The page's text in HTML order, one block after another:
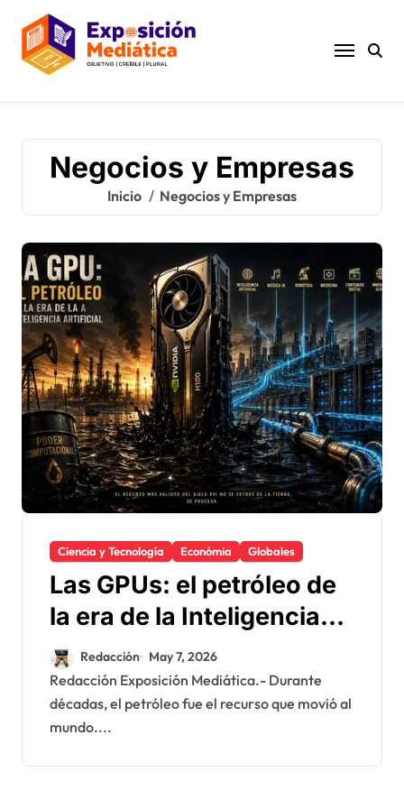
contenido
Negocios y Empresas
Inicio Negocios y Empresas
Ciencia y Tecnología Económia Globales
Las GPUs: el petróleo de
la era de la Inteligencia
Artificial
Redacción May 7, 2026
Redacción Exposición Mediática.- Durante
décadas, el petróleo fue el recurso que movió al
mundo....